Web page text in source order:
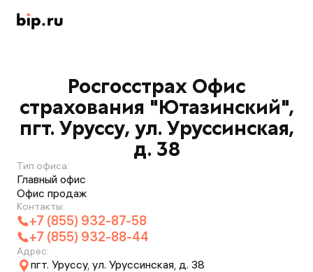
Росгосстрах Офис
страхования "Ютазинский",
пгт. Уруссу, ул. Уруссинская,
д. 38
Тип офиса:
Главный офис
Офис продаж
Контакты:
+7 (855) 932-87-58
+7 (855) 932-88-44
Адрес:
пгт. Уруссу, ул. Уруссинская, д. 38